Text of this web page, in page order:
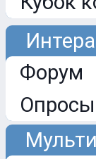
Форум
Опросы